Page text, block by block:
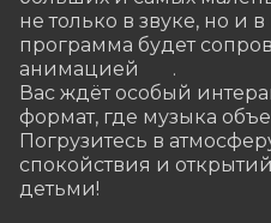
не только в звуке, но и
программа будет
анимацией	.
Вас ждёт особый
формат, где музыка
Погрузитесь в
спокойствия и
детьми!